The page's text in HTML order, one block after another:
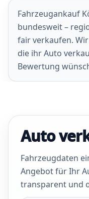
Fahrzeugankauf
bundesweit –
fair verkaufen.
die ihr Auto
Bewertung
Auto
Fahrzeugdaten
Angebot für Ihr
transparent und